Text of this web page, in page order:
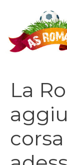
contenuto
La